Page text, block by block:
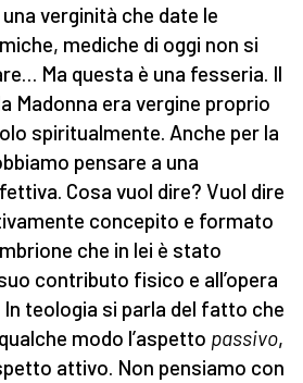
verginità che date le
mediche di oggi non si
Ma questa è una fesseria. Il
Madonna era vergine proprio
spiritualmente. Anche per la
pensare a una
Cosa vuol dire? Vuol dire
concepito e formato
che in lei è stato
contributo fisico e all’opera
teologia si parla del fatto che
modo l’aspetto passivo,
attivo. Non pensiamo con